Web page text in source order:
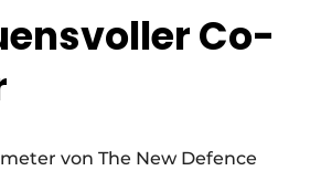
Co-
von The New Defence